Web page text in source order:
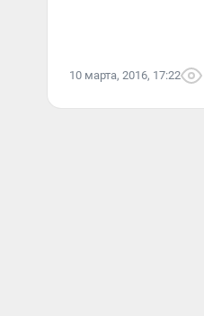
10 марта, 2016, 17:22